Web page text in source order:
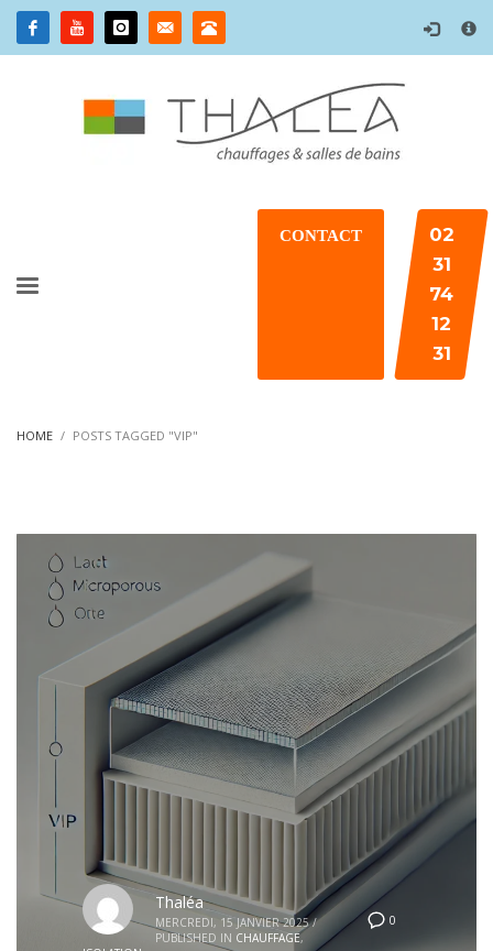
×
CONTACT
02
31
74
12
31
HOME POSTS TAGGED "VIP"
0
Thaléa
MERCREDI, 15 JANVIER 2025 /
PUBLISHED IN CHAUFFAGE,